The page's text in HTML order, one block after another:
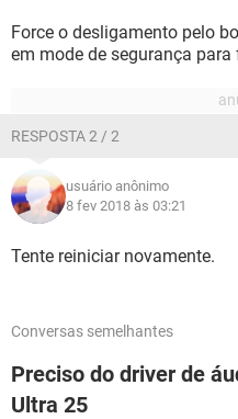
Force o desligamento pelo
em mode de segurança
RESPOSTA 2 / 2
usuário anônimo
8 fev 2018 às 03:21
Tente reiniciar novamente.
Conversas semelhantes
Preciso do driver de
Ultra 25